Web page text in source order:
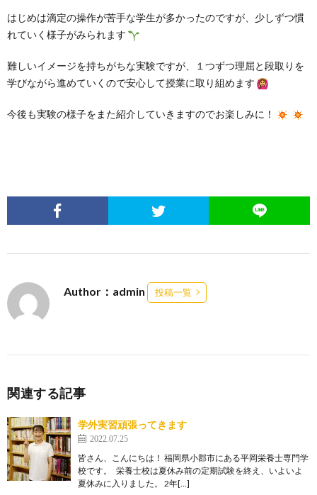
はじめは滴定の操作が苦手な学生が多かったのですが、少しずつ慣
れていく様子がみられます
難しいイメージを持ちがちな実験ですが、１つずつ理屈と段取りを
学びながら進めていくので安心して授業に取り組めます
今後も実験の様子をまた紹介していきますのでお楽しみに！
Author：admin 投稿一覧
関連する記事
学外実習頑張ってきます
2022.07.25
皆さん、こんにちは！ 福岡県小郡市にある平岡栄養士専門学
校です。 栄養士校は夏休み前の定期試験を終え、いよいよ
夏休みに入りました。 2年[…]